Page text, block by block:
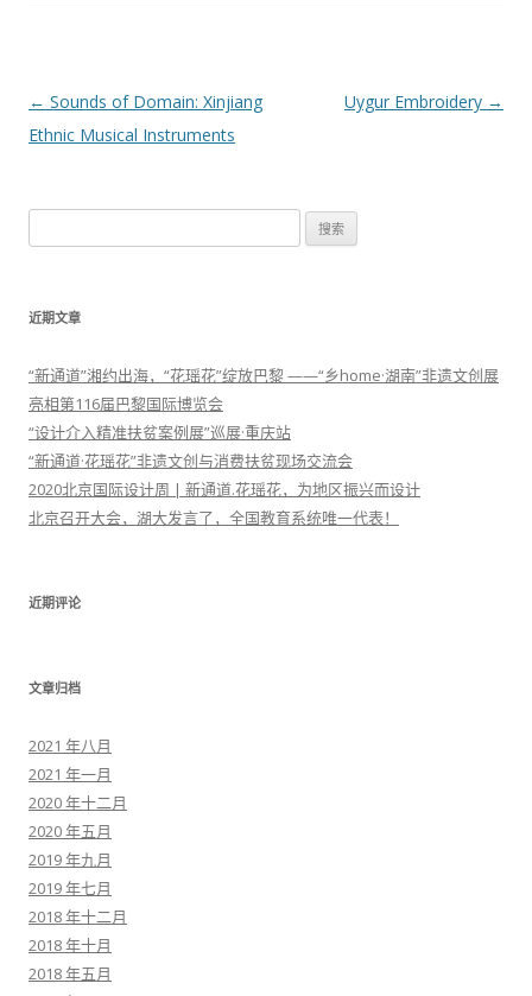
文章导航
← Sounds of Domain: Xinjiang
Ethnic Musical Instruments
Uygur Embroidery →
近期文章
“新通道”湘约出海，“花瑶花”绽放巴黎 ——“乡home·湖南”非遗文创展
亮相第116届巴黎国际博览会
“设计介入精准扶贫案例展”巡展·重庆站
“新通道·花瑶花”非遗文创与消费扶贫现场交流会
2020北京国际设计周 | 新通道.花瑶花，为地区振兴而设计
北京召开大会，湖大发言了，全国教育系统唯一代表！
近期评论
文章归档
2021 年八月
2021 年一月
2020 年十二月
2020 年五月
2019 年九月
2019 年七月
2018 年十二月
2018 年十月
2018 年五月